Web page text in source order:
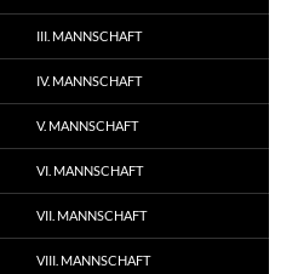
III. MANNSCHAFT
IV. MANNSCHAFT
V. MANNSCHAFT
VI. MANNSCHAFT
VII. MANNSCHAFT
VIII. MANNSCHAFT